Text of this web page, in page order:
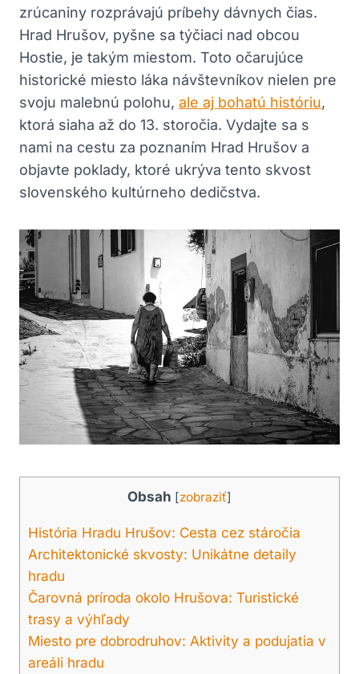
zrúcaniny rozprávajú príbehy dávnych čias.
Hrad Hrušov, pyšne sa týčiaci nad obcou⁢
Hostie, ​je⁢ takým‍ miestom. Toto očarujúce
historické miesto láka návštevníkov⁣ nielen pre
svoju⁤ malebnú polohu,​ ale aj bohatú históriu,
⁤ktorá siaha ⁢až do 13. storočia. Vydajte sa s
⁣nami ‌na cestu za poznaním Hrad Hrušov a
objavte‌ poklady, ktoré ukrýva ​tento skvost
slovenského kultúrneho dedičstva.
Obsah [zobraziť]
História Hradu ⁢Hrušov: Cesta cez stáročia
Architektonické ⁤skvosty: Unikátne‍ detaily
hradu
Čarovná príroda okolo Hrušova: ⁢Turistické
trasy a výhľady
Miesto pre dobrodruhov:⁣ Aktivity a podujatia v
areáli⁣ hradu